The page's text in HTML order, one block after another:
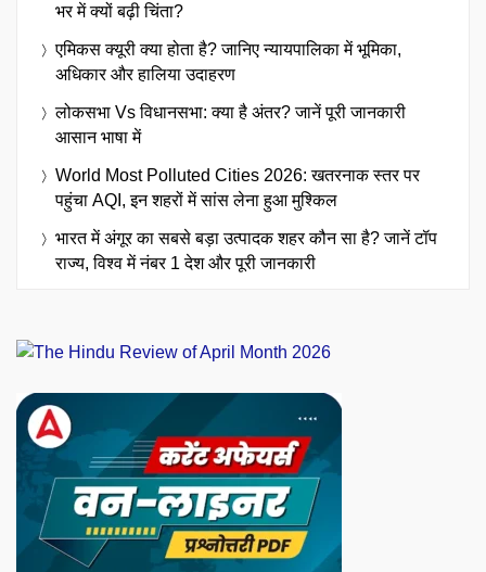
भर में क्यों बढ़ी चिंता?
एमिकस क्यूरी क्या होता है? जानिए न्यायपालिका में भूमिका,
अधिकार और हालिया उदाहरण
लोकसभा Vs विधानसभा: क्या है अंतर? जानें पूरी जानकारी
आसान भाषा में
World Most Polluted Cities 2026: खतरनाक स्तर पर
पहुंचा AQI, इन शहरों में सांस लेना हुआ मुश्किल
भारत में अंगूर का सबसे बड़ा उत्पादक शहर कौन सा है? जानें टॉप
राज्य, विश्व में नंबर 1 देश और पूरी जानकारी